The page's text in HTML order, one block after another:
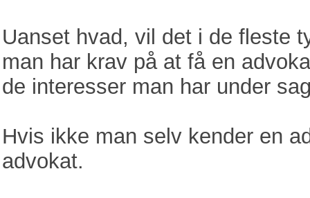
Uanset hvad, vil det i de fleste
man har krav på at få en
de interesser man har under
Hvis ikke man selv kender en
advokat.